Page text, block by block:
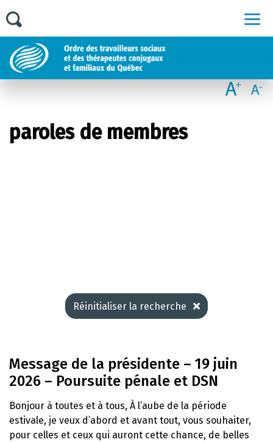
paroles de membres
Réinitialiser la recherche
Message de la présidente – 19 juin
2026 – Poursuite pénale et DSN
Bonjour à toutes et à tous, À l’aube de la période
estivale, je veux d’abord et avant tout, vous souhaiter,
pour celles et ceux qui auront cette chance, de belles